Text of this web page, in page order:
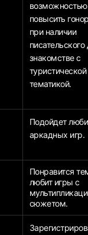
возможностью
повысить
при наличии
знакомстве с
туристической
тематикой.
Подойдет
аркадных игр.
Понравится
любит игры с
сюжетом.